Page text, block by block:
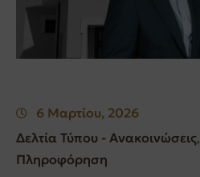
6 Μαρτίου, 2026
Δελτία Τύπου - Ανακοινώσεις‚
Πληροφόρηση